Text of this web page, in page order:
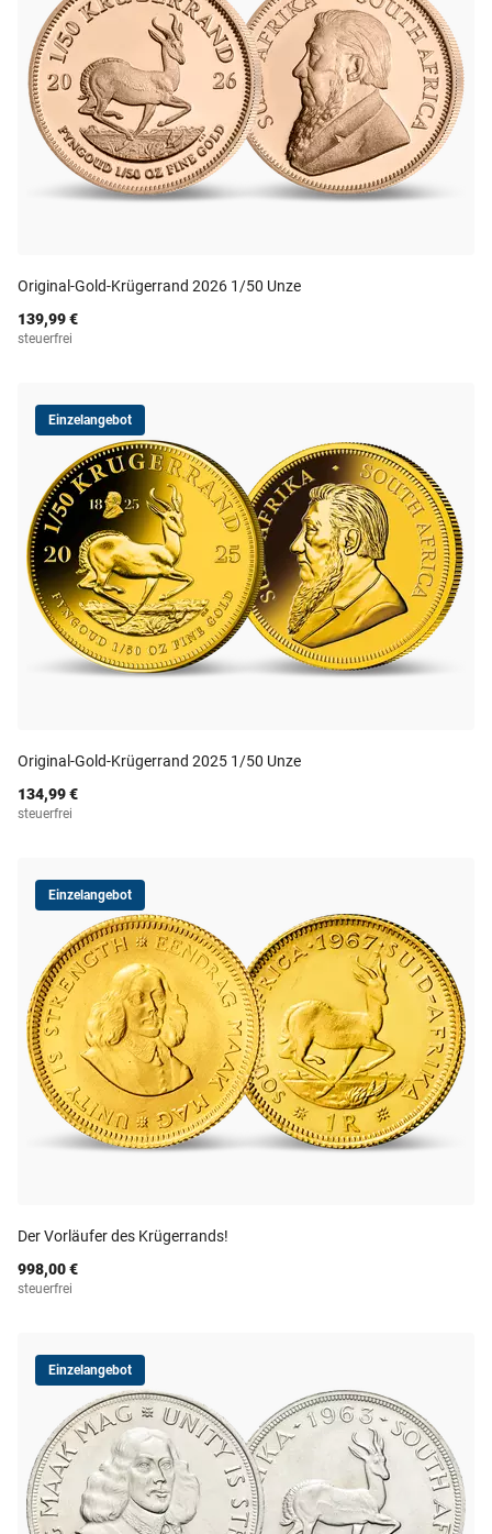
Original-Gold-Krügerrand 2026 1/50 Unze
139,99 €
steuerfrei
Einzelangebot
Original-Gold-Krügerrand 2025 1/50 Unze
134,99 €
steuerfrei
Einzelangebot
Der Vorläufer des Krügerrands!
998,00 €
steuerfrei
Einzelangebot